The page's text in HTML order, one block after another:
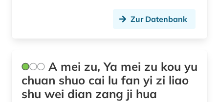
belgische fotografie (1)
belgische kunst (1)
benin (1)
Mecklenburg-Vorpommern (1)
Zur Datenbank
A mei zu, Ya mei zu kou yu
chuan shuo cai lu fan yi zi liao
shu wei dian zang ji hua